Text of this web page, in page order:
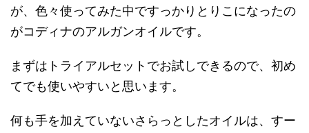
が、色々使ってみた中ですっかりとりこになったの
がコディナのアルガンオイルです。
まずはトライアルセットでお試しできるので、初め
てでも使いやすいと思います。
何も手を加えていないさらっとしたオイルは、すー